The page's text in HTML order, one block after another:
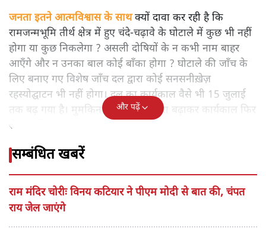
श्रवण गर्ग
राम मंदिर चढ़ावा विवाद जिस तरह आगे बढ़ रहा है, क्या यह विवाद